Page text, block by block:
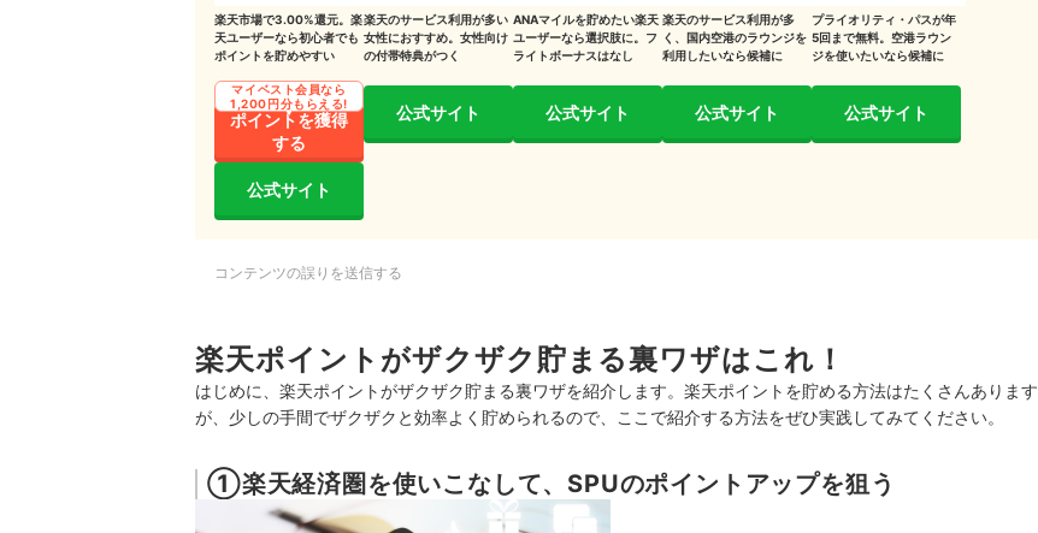
「楽天スーパーポイントスクリーン」で広告を見る
「楽天ウェブ検索」で検索する
「楽天PointClubアプリ」でミッションを達成する
「楽天チェック」で提携店舗にチェックインする
「ROOM」でおすすめの商品を紹介する
電車やバスを利用する人は、Suicaのチャージを楽天ペイで行う
楽天ポイントを効率よく貯めるために必要な準備
STEP1：楽天銀行口座を開設する
STEP2：楽天カードを作成する
楽天市場で3.00%還元。楽
天ユーザーなら初心者でも
ポイントを貯めやすい
ポイントを獲得
する
マイベスト会員なら
1,200円分もらえる!
公式サイト
楽天のサービス利用が多い
女性におすすめ。女性向け
の付帯特典がつく
公式サイト
ANAマイルを貯めたい楽天
ユーザーなら選択肢に。フ
ライトボーナスはなし
公式サイト
楽天のサービス利用が多
く、国内空港のラウンジを
利用したいなら候補に
公式サイト
プライオリティ・パスが年
5回まで無料。空港ラウン
ジを使いたいなら候補に
公式サイト
コンテンツの誤りを送信する
楽天ポイントがザクザク貯まる裏ワザはこれ！
はじめに、楽天ポイントがザクザク貯まる裏ワザを紹介します。楽天ポイントを貯める方法はたくさんあります
が、少しの手間でザクザクと効率よく貯められるので、ここで紹介する方法をぜひ実践してみてください。
①楽天経済圏を使いこなして、SPUのポイントアップを狙う